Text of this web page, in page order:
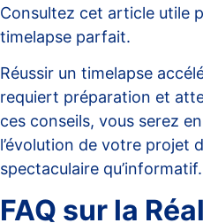
Consultez cet article utile
timelapse parfait.
Réussir un timelapse
requiert préparation et
ces conseils, vous serez
l’évolution de votre projet
spectaculaire qu’informatif.
FAQ sur la